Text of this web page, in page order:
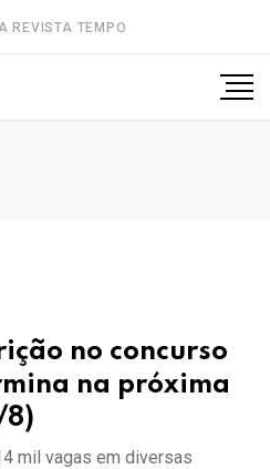
REVISTA TEMPO
no concurso
na próxima
8)
mil vagas em diversas